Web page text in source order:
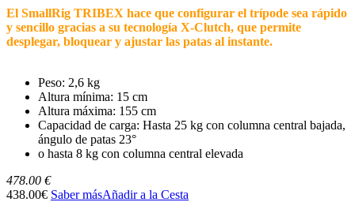
El SmallRig TRIBEX hace que configurar el trípode sea rápido
y sencillo gracias a su tecnología X-Clutch, que permite
desplegar, bloquear y ajustar las patas al instante.
Peso: 2,6 kg
Altura mínima: 15 cm
Altura máxima: 155 cm
Capacidad de carga: Hasta 25 kg con columna central bajada,
ángulo de patas 23°
o hasta 8 kg con columna central elevada
478.00 €
438.00€ Saber másAñadir a la Cesta